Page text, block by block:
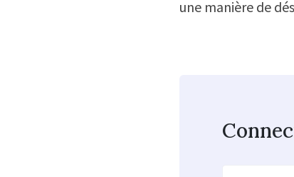
une manière de